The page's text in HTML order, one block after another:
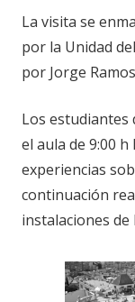
La visita se
por la Unidad
por Jorge
Los estudiantes
el aula de 9:00
experiencias
continuación
instalaciones de